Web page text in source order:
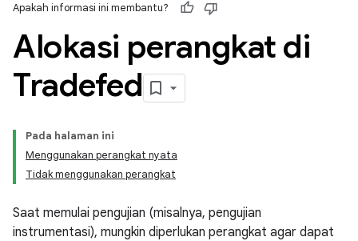
Apakah informasi ini membantu?
Alokasi perangkat di
Tradefed
Pada halaman ini
Menggunakan perangkat nyata
Tidak menggunakan perangkat
Saat memulai pengujian (misalnya, pengujian
instrumentasi), mungkin diperlukan perangkat agar dapat